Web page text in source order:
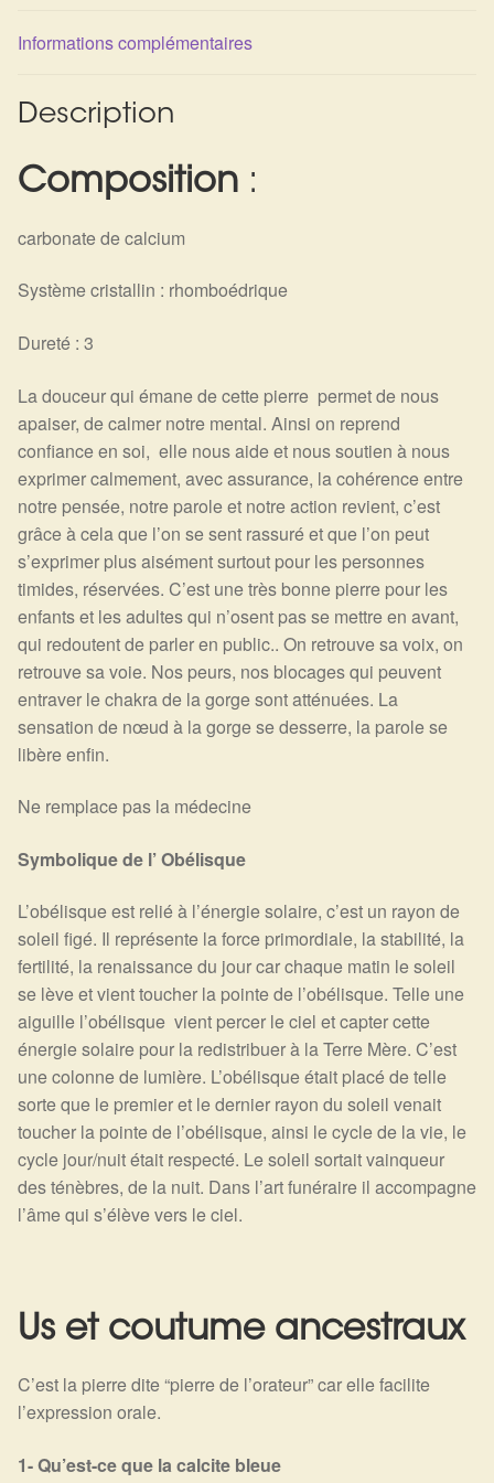
Panier
Informations complémentaires
Description
Composition :
carbonate de calcium
Système cristallin : rhomboédrique
Dureté : 3
La douceur qui émane de cette pierre permet de nous
apaiser, de calmer notre mental. Ainsi on reprend
confiance en soi, elle nous aide et nous soutien à nous
exprimer calmement, avec assurance, la cohérence entre
notre pensée, notre parole et notre action revient, c’est
grâce à cela que l’on se sent rassuré et que l’on peut
s’exprimer plus aisément surtout pour les personnes
timides, réservées. C’est une très bonne pierre pour les
enfants et les adultes qui n’osent pas se mettre en avant,
qui redoutent de parler en public.. On retrouve sa voix, on
retrouve sa voie. Nos peurs, nos blocages qui peuvent
entraver le chakra de la gorge sont atténuées. La
sensation de nœud à la gorge se desserre, la parole se
libère enfin.
Ne remplace pas la médecine
Symbolique de l’ Obélisque
L’obélisque est relié à l’énergie solaire, c’est un rayon de
soleil figé. Il représente la force primordiale, la stabilité, la
fertilité, la renaissance du jour car chaque matin le soleil
se lève et vient toucher la pointe de l’obélisque. Telle une
aiguille l’obélisque vient percer le ciel et capter cette
énergie solaire pour la redistribuer à la Terre Mère. C’est
une colonne de lumière. L’obélisque était placé de telle
sorte que le premier et le dernier rayon du soleil venait
toucher la pointe de l’obélisque, ainsi le cycle de la vie, le
cycle jour/nuit était respecté. Le soleil sortait vainqueur
des ténèbres, de la nuit. Dans l’art funéraire il accompagne
l’âme qui s’élève vers le ciel.
Us et coutume ancestraux
C’est la pierre dite “pierre de l’orateur” car elle facilite
l’expression orale.
1- Qu’est-ce que la calcite bleue